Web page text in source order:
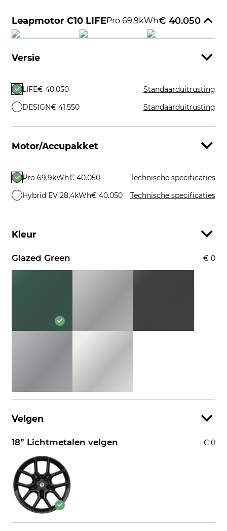
Leapmotor C10 LIFEPro 69,9kWh€ 40.050
Versie
LIFE€ 40.050
Standaarduitrusting
DESIGN€ 41.550 Standaarduitrusting
Motor/Accupakket
Pro 69,9kWh€ 40.050
Technische specificaties
Hybrid EV 28,4kWh€ 40.050 Technische specificaties
Kleur
Glazed Green € 0
Velgen
18” Lichtmetalen velgen € 0